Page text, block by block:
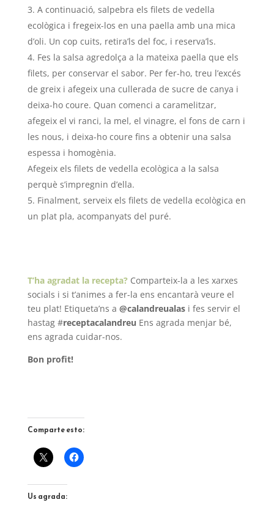
A continuació, salpebra els filets de vedella
ecològica i fregeix-los en una paella amb una mica
d’oli. Un cop cuits, retira’ls del foc, i reserva’ls.
Fes la salsa agredolça a la mateixa paella que els
filets, per conservar el sabor. Per fer-ho, treu l’excés
de greix i afegeix una cullerada de sucre de canya i
deixa-ho coure. Quan comenci a caramelitzar,
afegeix el vi ranci, la mel, el vinagre, el fons de carn i
les nous, i deixa-ho coure fins a obtenir una salsa
espessa i homogènia.
Afegeix els filets de vedella ecològica a la salsa
perquè s’impregnin d’ella.
Finalment, serveix els filets de vedella ecològica en
un plat pla, acompanyats del puré.
T’ha agradat la recepta?Comparteix-la a les xarxes
socials i si t’animes a fer-la ens encantarà veure el
teu plat! Etiqueta’ns a @calandreualasi fes servir el
hastag #receptacalandreu Ens agrada menjar bé,
ens agrada cuidar-nos.
Bon profit!
Comparte esto:
Us agrada: